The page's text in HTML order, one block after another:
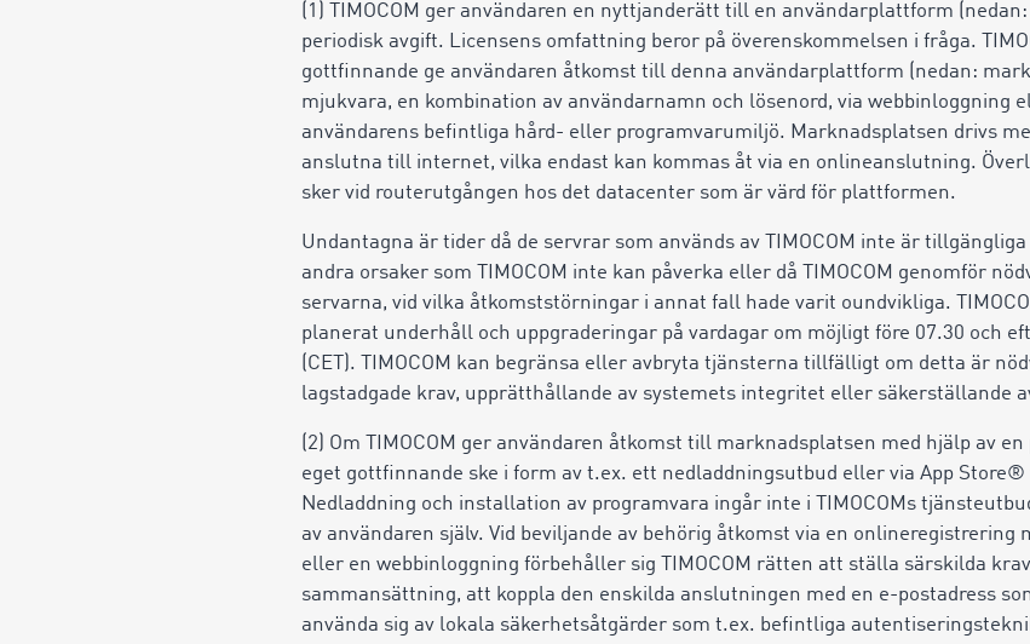
(1) TIMOCOM ger användaren en nyttjanderätt till en användarplattform
periodisk avgift. Licensens omfattning beror på överenskommelsen i fråga.
gottfinnande ge användaren åtkomst till denna användarplattform (nedan:
mjukvara, en kombination av användarnamn och lösenord, via webbinloggning
användarens befintliga hård- eller programvarumiljö. Marknadsplatsen drivs
anslutna till internet, vilka endast kan kommas åt via en onlineanslutning.
sker vid routerutgången hos det datacenter som är värd för plattformen.
Undantagna är tider då de servrar som används av TIMOCOM inte är
andra orsaker som TIMOCOM inte kan påverka eller då TIMOCOM genomför
servarna, vid vilka åtkomststörningar i annat fall hade varit oundvikliga.
planerat underhåll och uppgraderingar på vardagar om möjligt före 07.30 och
(CET). TIMOCOM kan begränsa eller avbryta tjänsterna tillfälligt om detta är
lagstadgade krav, upprätthållande av systemets integritet eller säkerställande
(2) Om TIMOCOM ger användaren åtkomst till marknadsplatsen med hjälp av
eget gottfinnande ske i form av t.ex. ett nedladdningsutbud eller via App
Nedladdning och installation av programvara ingår inte i TIMOCOMs
av användaren själv. Vid beviljande av behörig åtkomst via en onlineregistrering
eller en webbinloggning förbehåller sig TIMOCOM rätten att ställa särskilda
sammansättning, att koppla den enskilda anslutningen med en e-postadress
använda sig av lokala säkerhetsåtgärder som t.ex. befintliga